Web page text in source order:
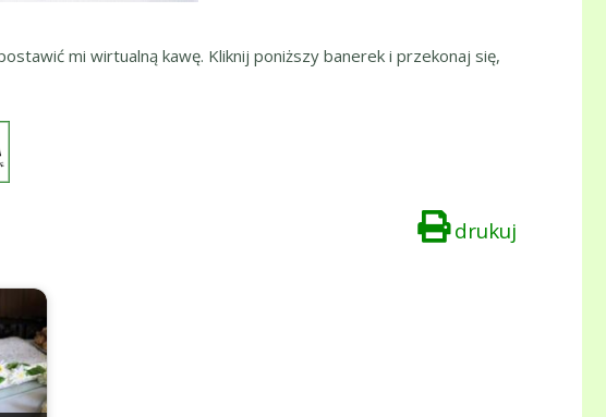
mi wirtualną kawę. Kliknij poniższy banerek i przekonaj się,
drukuj